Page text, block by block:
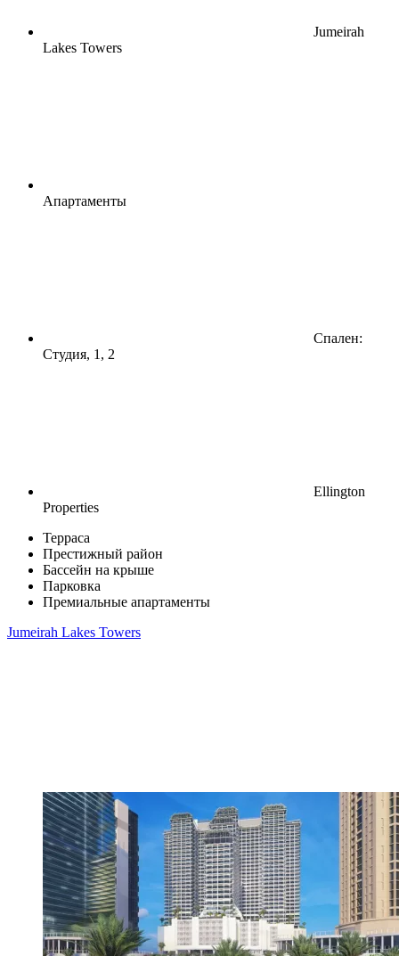
Jumeirah
Lakes Towers
Апартаменты
Спален:
Студия, 1, 2
Ellington
Properties
Терраса
Престижный район
Бассейн на крыше
Парковка
Премиальные апартаменты
Jumeirah Lakes Towers